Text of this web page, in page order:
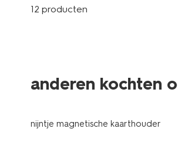
12 producten
anderen kochten
nijntje magnetische kaarthouder